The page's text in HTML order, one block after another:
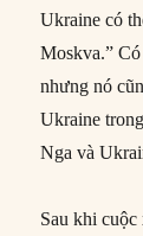
Ukraine có
Moskva.”
nhưng nó
Ukraine
Nga và
Sau khi